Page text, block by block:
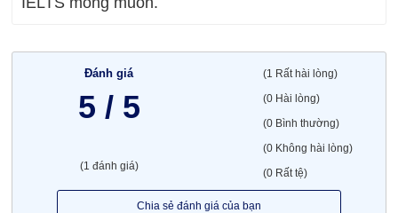
Đánh giá
5 / 5
(1 đánh giá)
(1 Rất hài lòng)
(0 Hài lòng)
(0 Bình thường)
(0 Không hài lòng)
(0 Rất tệ)
Chia sẻ đánh giá của bạn